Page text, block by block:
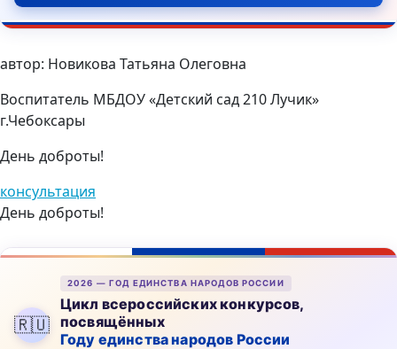
автор: Новикова Татьяна Олеговна
Воспитатель МБДОУ «Детский сад 210 Лучик»
г.Чебоксары
День доброты!
консультация
День доброты!
🇷🇺
2026 — ГОД ЕДИНСТВА НАРОДОВ РОССИИ
Цикл всероссийских конкурсов,
посвящённых
Году единства народов России